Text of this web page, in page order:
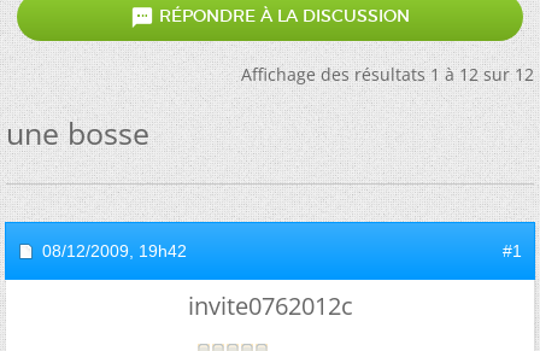
 RÉPONDRE À LA DISCUSSION
Affichage des résultats 1 à 12 sur 12
une bosse
08/12/2009, 19h42 #1
invite0762012c